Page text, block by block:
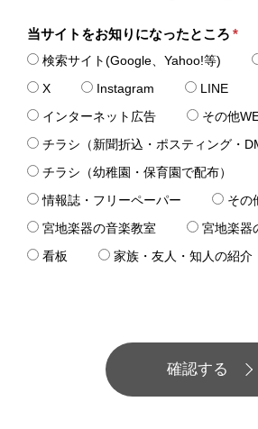
当サイトをお知りになったところ *
検索サイト(Google、Yahoo!等)
X
Instagram
LINE
インターネット広告
その他
チラシ（新聞折込・ポスティング・
チラシ（幼稚園・保育園で配布）
情報誌・フリーペーパー
その
宮地楽器の音楽教室
宮地楽器
看板
家族・友人・知人の紹介